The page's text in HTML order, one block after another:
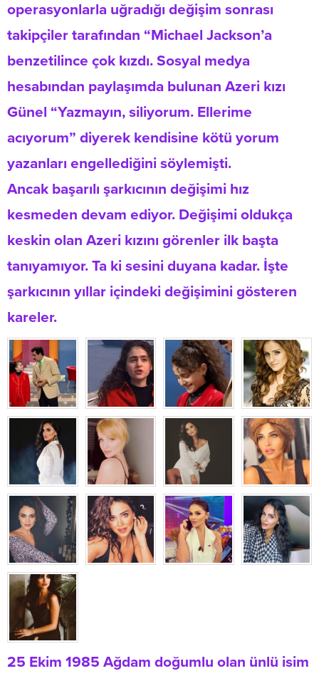
operasyonlarla uğradığı değişim sonrası
takipçiler tarafından “Michael Jackson’a
benzetilince çok kızdı. Sosyal medya
hesabından paylaşımda bulunan Azeri kızı
Günel “Yazmayın, siliyorum. Ellerime
acıyorum” diyerek kendisine kötü yorum
yazanları engellediğini söylemişti.
Ancak başarılı şarkıcının değişimi hız
kesmeden devam ediyor. Değişimi oldukça
keskin olan Azeri kızını görenler ilk başta
tanıyamıyor. Ta ki sesini duyana kadar. İşte
şarkıcının yıllar içindeki değişimini gösteren
kareler.
25 Ekim 1985 Ağdam doğumlu olan ünlü isim